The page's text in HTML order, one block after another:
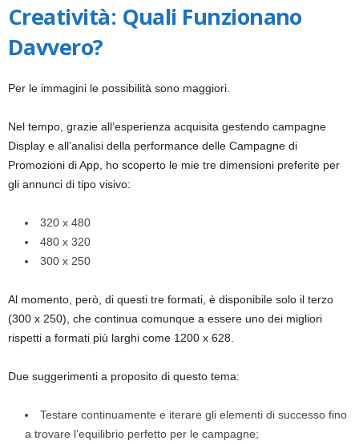
Creatività: Quali Funzionano
Davvero?
Per le immagini le possibilità sono maggiori.
Nel tempo, grazie all’esperienza acquisita gestendo campagne
Display e all’analisi della performance delle Campagne di
Promozioni di App, ho scoperto le mie tre dimensioni preferite per
gli annunci di tipo visivo:
320 x 480
480 x 320
300 x 250
Al momento, però, di questi tre formati, è disponibile solo il terzo
(300 x 250), che continua comunque a essere uno dei migliori
rispetti a formati più larghi come 1200 x 628.
Due suggerimenti a proposito di questo tema:
Testare continuamente e iterare gli elementi di successo fino
a trovare l’equilibrio perfetto per le campagne;